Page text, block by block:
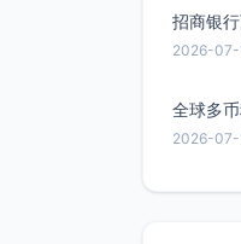
招商银
2026-07-
2026-07-